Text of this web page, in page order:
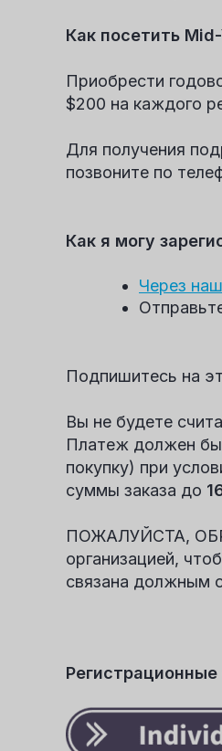
Как посетить
Приобрести
$200 на каждого
Для получения
позвоните по
Как я могу
Через
Подпишитесь на
Вы не будете
Платеж должен
покупку) при
суммы заказа до
ПОЖАЛУЙСТА,
организацией,
связана должным